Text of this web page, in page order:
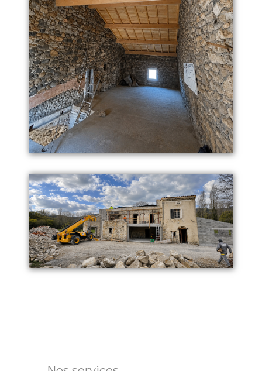
adaptés aux contraintes de chaque
chantier.
Nous intervenons sur des constructions
neuves, extensions, agrandissements et
ouvrages techniques, avec une attention
portée à la qualité d’exécution, au suivi
de chantier et au respect des délais.
Alpes — notre secteur d’intervention
principal.
● Maisons, extensions, bâtiments
professionnels et réalisations sur mesure.